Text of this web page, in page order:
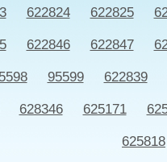
622824 622825
622846 622847
95599 622839
628346 625171
625818